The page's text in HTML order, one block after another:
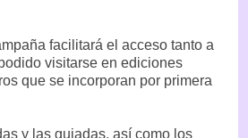
facilitará el acceso tanto a
visitarse en ediciones
que se incorporan por primera
y las guiadas, así como los